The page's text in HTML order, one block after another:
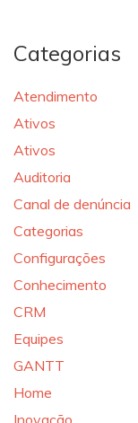
Categorias
Atendimento
Ativos
Ativos
Auditoria
Canal de denúncia
Categorias
Configurações
Conhecimento
CRM
Equipes
GANTT
Home
Inovação